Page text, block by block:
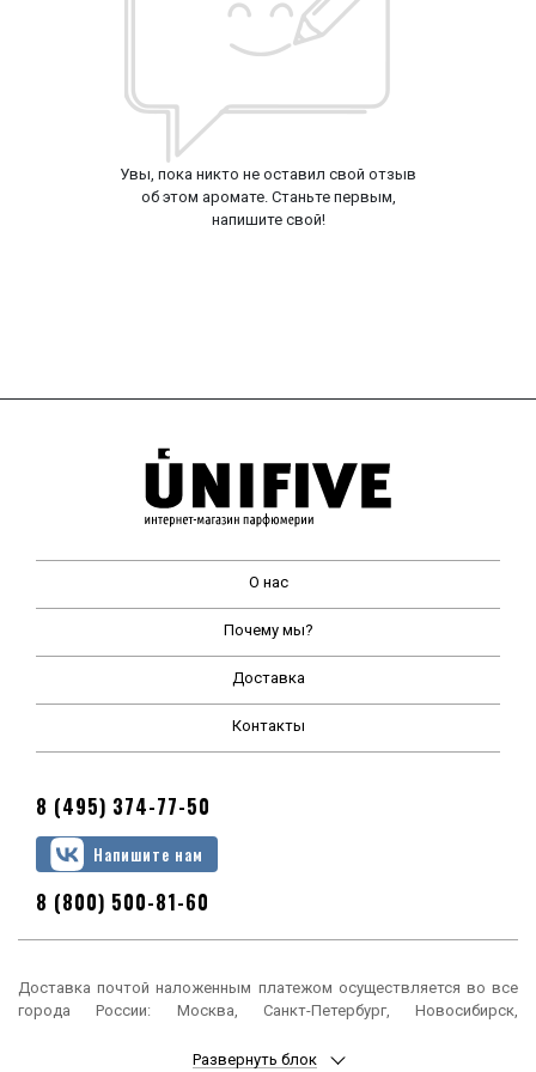
Увы, пока никто не оставил свой отзыв
об этом аромате. Станьте первым,
напишите свой!
О нас
Почему мы?
Доставка
Контакты
8 (495) 374-77-50
Напишите нам
8 (800) 500-81-60
Доставка почтой наложенным платежом осуществляется во все
города России: Москва, Санкт-Петербург, Новосибирск,
Ростов-на-Дону, Уфа, Красноярск, Пермь, Воронеж, Волгоград,
Развернуть блок